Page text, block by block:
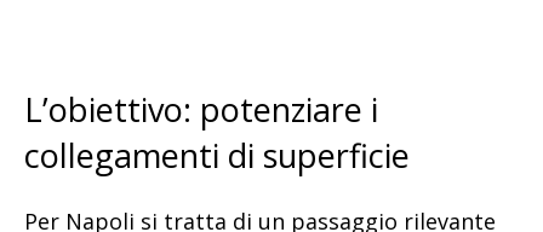
L’obiettivo: potenziare i
collegamenti di superficie
Per Napoli si tratta di un passaggio rilevante